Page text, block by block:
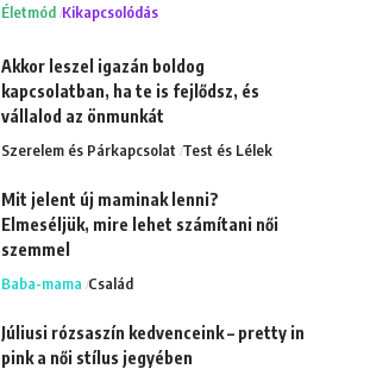
Életmód Kikapcsolódás
Akkor leszel igazán boldog
kapcsolatban, ha te is fejlődsz, és
vállalod az önmunkát
Szerelem és Párkapcsolat Test és Lélek
Mit jelent új maminak lenni?
Elmeséljük, mire lehet számítani női
szemmel
Baba-mama Család
Júliusi rózsaszín kedvenceink – pretty in
pink a női stílus jegyében